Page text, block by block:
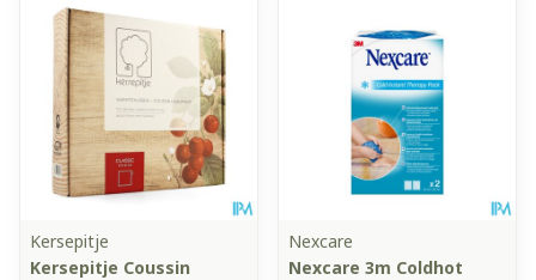
Kersepitje
Kersepitje Coussin
Nexcare
Nexcare 3m Coldhot